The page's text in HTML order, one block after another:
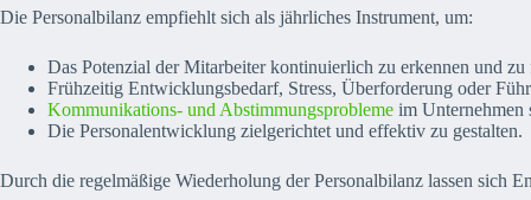
Die Personalbilanz empfiehlt sich als jährliches Instrument, um:
Das Potenzial der Mitarbeiter kontinuierlich zu erkennen und zu
Frühzeitig Entwicklungsbedarf, Stress, Überforderung oder
Kommunikations- und Abstimmungsprobleme im Unternehmen
Die Personalentwicklung zielgerichtet und effektiv zu gestalten.
Durch die regelmäßige Wiederholung der Personalbilanz lassen sich